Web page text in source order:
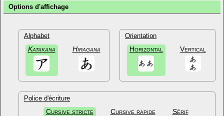
Options d'affichage
Alphabet
Katakana Hiragana
Orientation
Horizontal Vertical
Police d'écriture
Cursive stricte Cursive rapide Sérif